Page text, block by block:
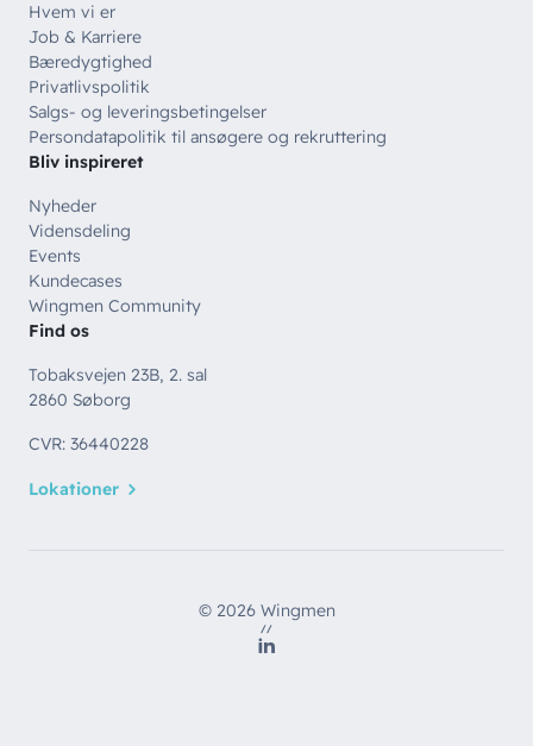
Hvem vi er
Job & Karriere
Bæredygtighed
Privatlivspolitik
Salgs- og leveringsbetingelser
Persondatapolitik til ansøgere og rekruttering
Bliv inspireret
Nyheder
Vidensdeling
Events
Kundecases
Wingmen Community
Find os
Tobaksvejen 23B, 2. sal
2860 Søborg
CVR: 36440228
Lokationer
© 2026 Wingmen
//